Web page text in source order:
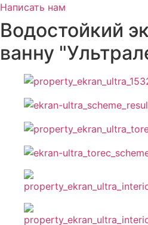
Написать нам
Водостойкий
ванну